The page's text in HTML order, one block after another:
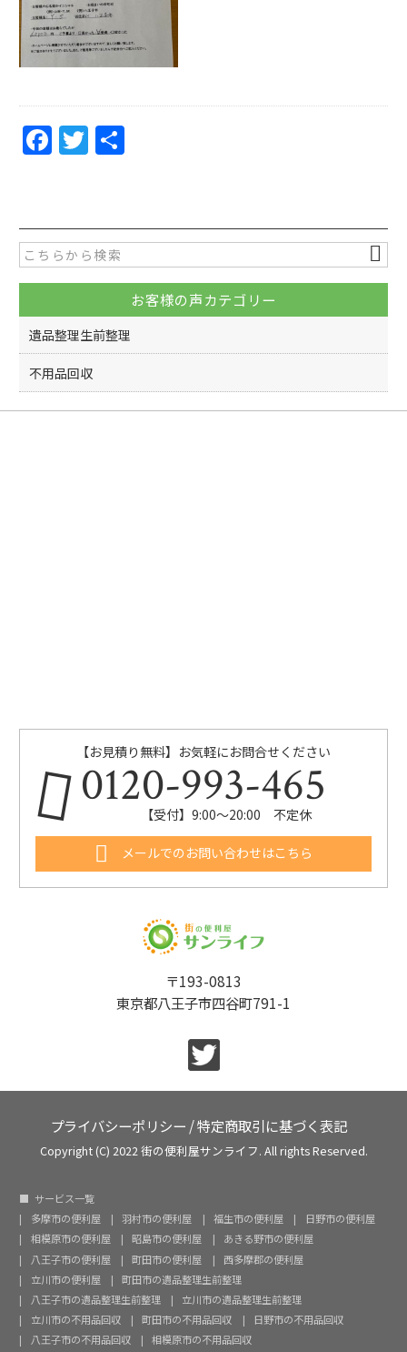
F
a
e
b
o
o
k
T
w
er
お客様の声カテゴリー
遺品整理生前整理
不用品回収
【お見積り無料】お気軽にお問合せください
0120-993-465
【受付】9:00～20:00 不定休
メールでのお問い合わせはこちら
〒193-0813
東京都八王子市四谷町791-1
プライバシーポリシー /特定商取引に基づく表記
Copyright (C) 2022 街の便利屋サンライフ. All rights Reserved.
サービス一覧
多摩市の便利屋
羽村市の便利屋 福生市の便利屋
日野市の便利屋
相模原市の便利屋
昭島市の便利屋
あきる野市の便利屋
八王子市の便利屋
町田市の便利屋
西多摩郡の便利屋
立川市の便利屋
町田市の遺品整理生前整理
八王子市の遺品整理生前整理
立川市の遺品整理生前整理
立川市の不用品回収
町田市の不用品回収
日野市の不用品回収
八王子市の不用品回収
相模原市の不用品回収